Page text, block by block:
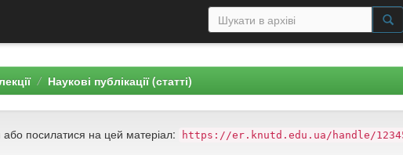
Наукові публікації (статті)
або посилатися на цей матеріал: https://er.knutd.edu.ua/handle/